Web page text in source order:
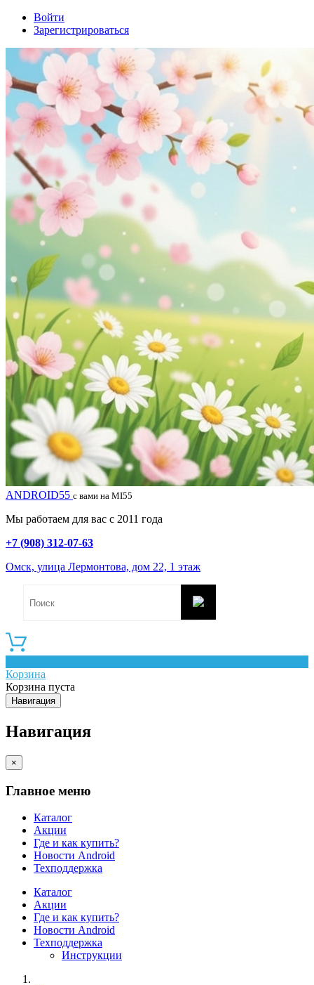
Войти
Зарегистрироваться
ANDROID55 с вами на MI55
Мы работаем для вас с 2011 года
+7 (908) 312-07-63
Омск, улица Лермонтова, дом 22, 1 этаж
Корзина
Корзина пуста
Навигация
Навигация
×
Главное меню
Каталог
Акции
Где и как купить?
Новости Android
Техподдержка
Каталог
Акции
Где и как купить?
Новости Android
Техподдержка
Инструкции